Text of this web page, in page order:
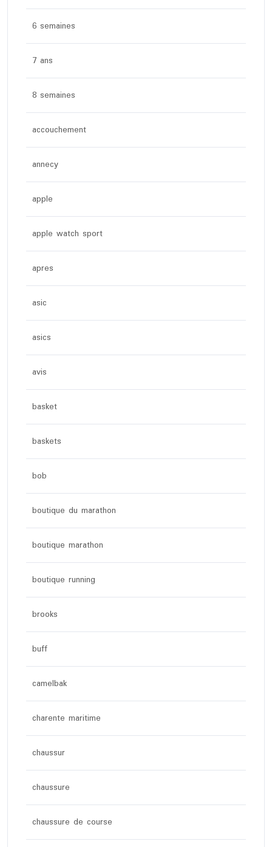
6 semaines
7 ans
8 semaines
accouchement
annecy
apple
apple watch sport
apres
asic
asics
avis
basket
baskets
bob
boutique du marathon
boutique marathon
boutique running
brooks
buff
camelbak
charente maritime
chaussur
chaussure
chaussure de course